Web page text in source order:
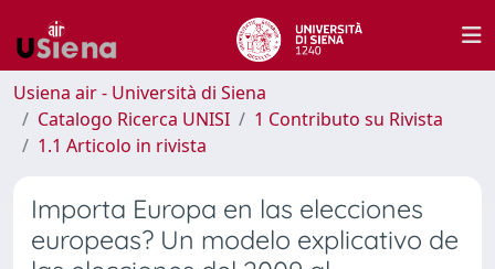
Usiena air - Università di Siena
Catalogo Ricerca UNISI
1 Contributo su Rivista
1.1 Articolo in rivista
Importa Europa en las elecciones
europeas? Un modelo explicativo de